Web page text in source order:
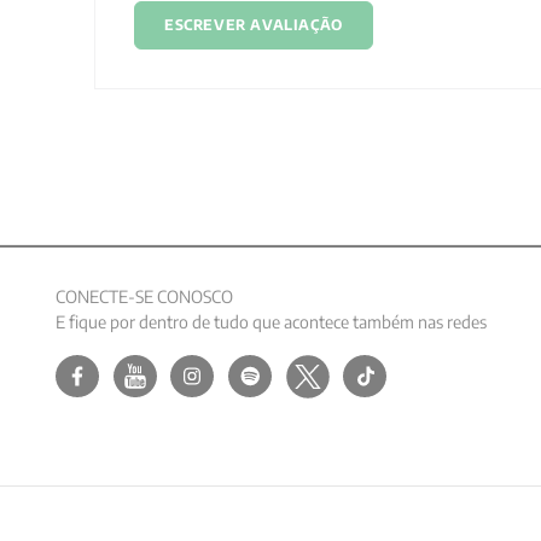
ESCREVER AVALIAÇÃO
CONECTE-SE CONOSCO
E fique por dentro de tudo que acontece também nas redes